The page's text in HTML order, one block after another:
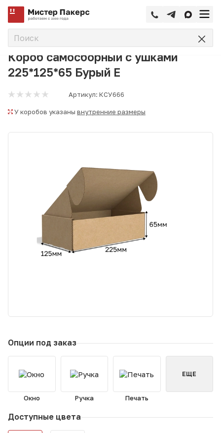
Главная Короб
Короб самосборный с ушками
225*125*65 Бурый Е
Артикул: КСУ666
У коробов указаны внутренние размеры
Опции под заказ
Окно Ручка Печать
ЕЩЕ
Доступные цвета